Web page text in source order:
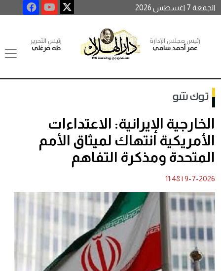
الجمعة 7 اغسطس 2026
رئيس مجلس الإدارة
عمر أحمد سامي
رئيس التحرير
طه فرغلي
توك شو
الخارجية الإيرانية: الاعتداءات
الأمريكية انتهاك لميثاق الأمم
المتحدة ومذكرة التفاهم
9-7-2026
|
11:48